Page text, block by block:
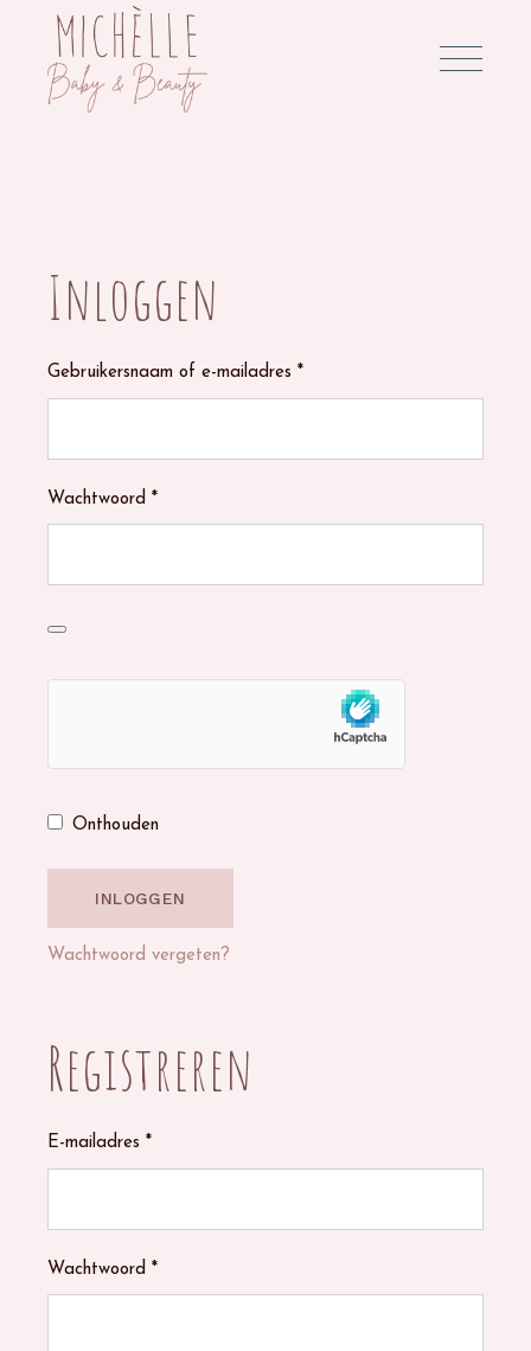
Inloggen
Gebruikersnaam of e-mailadres*Verplicht
Wachtwoord*Verplicht
Onthouden
INLOGGEN
Wachtwoord vergeten?
Registreren
E-mailadres*Verplicht
Wachtwoord*Verplicht